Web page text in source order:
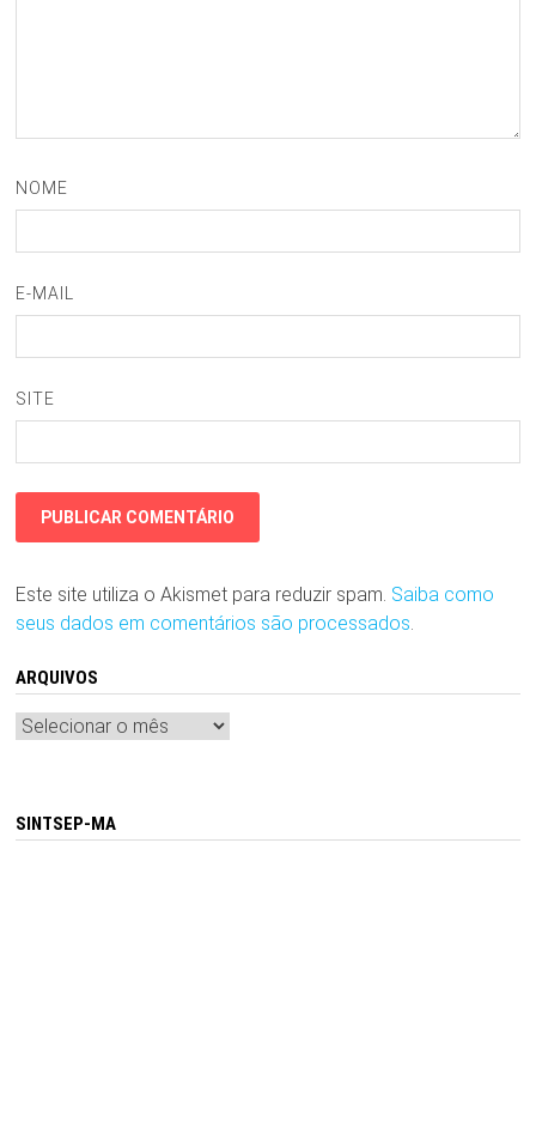
NOME
E-MAIL
SITE
Este site utiliza o Akismet para reduzir spam. Saiba como
seus dados em comentários são processados.
ARQUIVOS
Arquivos
SINTSEP-MA